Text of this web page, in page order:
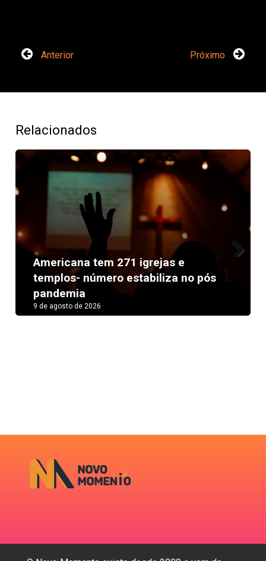
Anterior Próximo
Relacionados
Americana tem 271 igrejas e
templos- número estabiliza no pós
pandemia
9 de agosto de 2026